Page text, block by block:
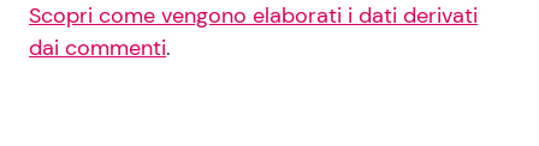
Scopri come vengono elaborati i dati derivati
dai commenti.